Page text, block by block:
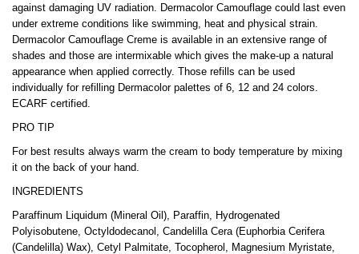
against damaging UV radiation. Dermacolor Camouflage could last even
under extreme conditions like swimming, heat and physical strain.
Dermacolor Camouflage Creme is available in an extensive range of
shades and those are intermixable which gives the make-up a natural
appearance when applied correctly. Those refills can be used
individually for refilling Dermacolor palettes of 6, 12 and 24 colors.
ECARF certified.
PRO TIP
For best results always warm the cream to body temperature by mixing
it on the back of your hand.
INGREDIENTS
Paraffinum Liquidum (Mineral Oil), Paraffin, Hydrogenated
Polyisobutene, Octyldodecanol, Candelilla Cera (Euphorbia Cerifera
(Candelilla) Wax), Cetyl Palmitate, Tocopherol, Magnesium Myristate,